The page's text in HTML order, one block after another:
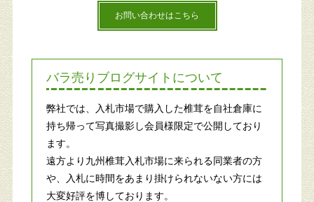
お問い合わせはこちら
バラ売りブログサイトについて
弊社では、入札市場で購入した椎茸を自社倉庫に
持ち帰って写真撮影し会員様限定で公開しており
ます。
遠方より九州椎茸入札市場に来られる同業者の方
や、入札に時間をあまり掛けられないない方には
大変好評を博しております。